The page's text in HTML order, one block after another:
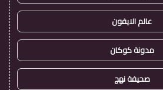
عالم الايفون
مدونة كوكان
صحيفة نهج